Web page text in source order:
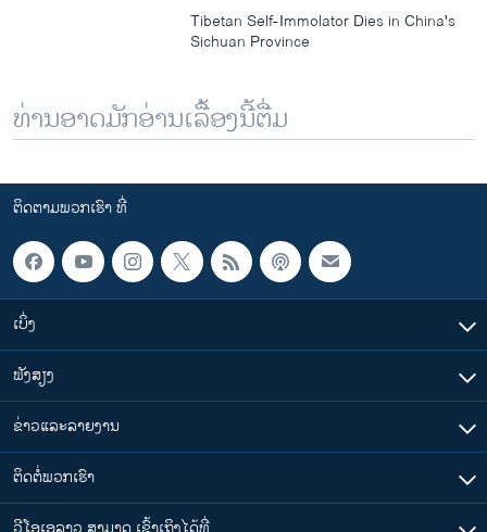
Tibetan Self-Immolator Dies in China's
Sichuan Province
ທ່ານອາດມັກອ່ານເລື້ອງນີ້ຕື່ມ
ຕິດຕາມພວກເຮົາ ທີ່
ເບິ່ງ
ຟັງສຽງ
ຂ່າວແລະລາຍງານ
ຕິດຕໍ່ພວກເຮົາ